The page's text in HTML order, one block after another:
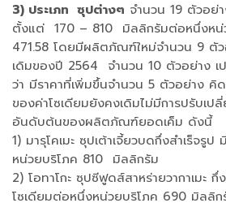
3) ประเภท ซุปต่างๆ จำนวน 19 ตัวอย่
ตั้งแต่ 170 – 810 มิลลิกรัมต่อหนึ่งหน่
471.58 โดยมีผลิตภัณฑ์ใหม่จำนวน 9 ตั
เดิมของปี 2564 จำนวน 10 ตัวอย่าง เ
ว่า มีราคาที่เพิ่มขึ้นจำนวน 5 ตัวอย่าง คิ
ของค่าโซเดียมยังคงเดิมไม่มีการปรับเ
อันดับต้นของผลิตภัณฑ์ยอดเค็ม ดังนี้
1) มารุโคเมะ ซุปเต้าเจี้ยวบดกึ่งสำเร็จรู
หน่วยบริโภค 810 มิลลิกรัม
2) โอทาโกะ ซุปซีฟูดส์สาหร่ายวากาเมะ
โซเดียมต่อหนึ่งหน่วยบริโภค 690 มิลลิก